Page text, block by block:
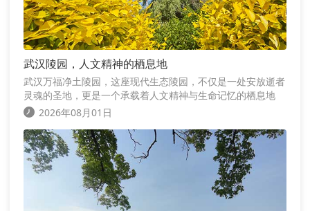
武汉陵园，人文精神的栖息地
武汉万福净土陵园，这座现代生态陵园，不仅是一处安放逝者
灵魂的圣地，更是一个承载着人文精神与生命记忆的栖息地
2026年08月01日